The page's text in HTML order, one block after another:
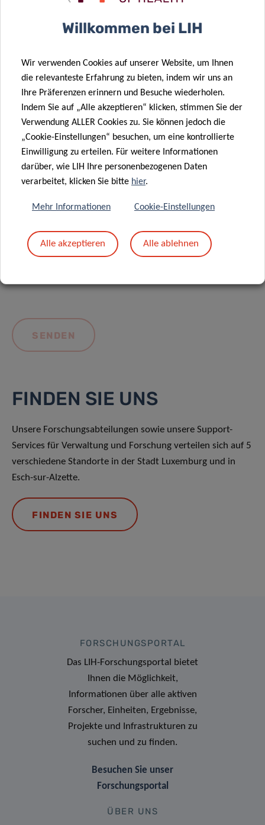
Nachricht
Mit dem Absenden Ihrer Nachricht erklären Sie
sich einverstanden mit
die LIH-
FINDEN SIE UNS
Unsere Forschungsabteilungen sowie unsere Support-
Services für Verwaltung und Forschung verteilen sich auf 5
verschiedene Standorte in der Stadt Luxemburg und in
Esch-sur-Alzette.
FINDEN SIE UNS
FORSCHUNGSPORTAL
Das LIH-Forschungsportal bietet
Ihnen die Möglichkeit,
Informationen über alle aktiven
Forscher, Einheiten, Ergebnisse,
Projekte und Infrastrukturen zu
suchen und zu finden.
Besuchen Sie unser
Forschungsportal
ÜBER UNS
Willkommen bei LIH
Wir verwenden Cookies auf unserer Website, um Ihnen
die relevanteste Erfahrung zu bieten, indem wir uns an
Ihre Präferenzen erinnern und Besuche wiederholen.
Indem Sie auf „Alle akzeptieren“ klicken, stimmen Sie der
Verwendung ALLER Cookies zu. Sie können jedoch die
„Cookie-Einstellungen“ besuchen, um eine kontrollierte
Einwilligung zu erteilen. Für weitere Informationen
darüber, wie LIH Ihre personenbezogenen Daten
verarbeitet, klicken Sie bitte hier.
Mehr Informationen Cookie-Einstellungen
Alle akzeptieren Alle ablehnen